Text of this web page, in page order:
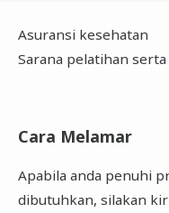
Asuransi kesehatan
Sarana pelatihan
Cara Melamar
Apabila anda penuhi
dibutuhkan, silakan